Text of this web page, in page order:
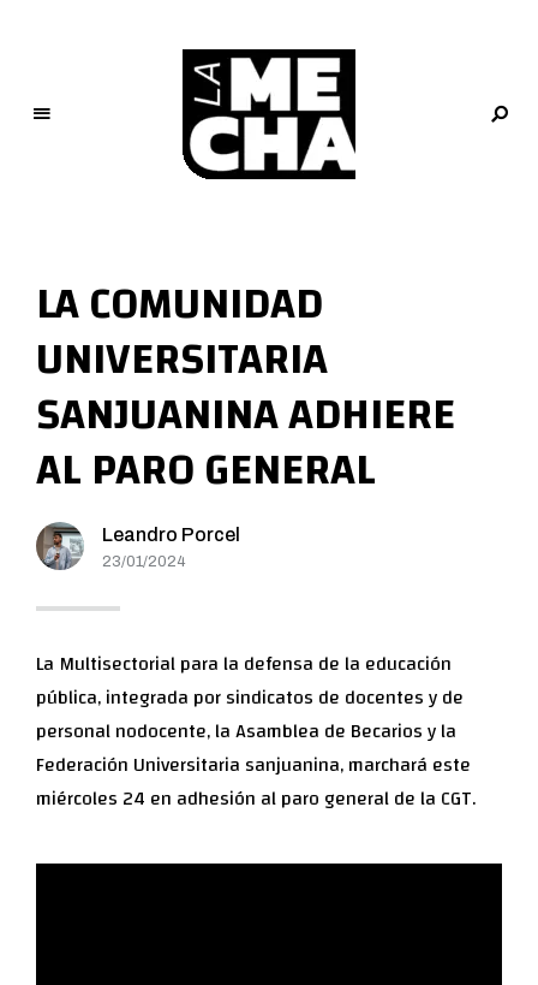
M
e
c
h
a
PERIODISMO DIGITAL
LA COMUNIDAD
UNIVERSITARIA
SANJUANINA ADHIERE
AL PARO GENERAL
Leandro Porcel
23/01/2024
La Multisectorial para la defensa de la educación
pública, integrada por sindicatos de docentes y de
personal nodocente, la Asamblea de Becarios y la
Federación Universitaria sanjuanina, marchará este
miércoles 24 en adhesión al paro general de la CGT.